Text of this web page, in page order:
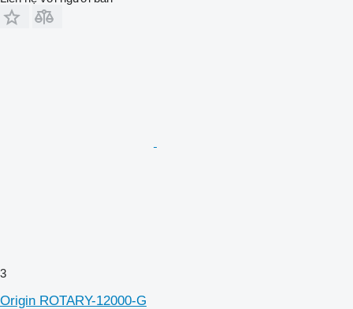
3
Origin ROTARY-12000-G